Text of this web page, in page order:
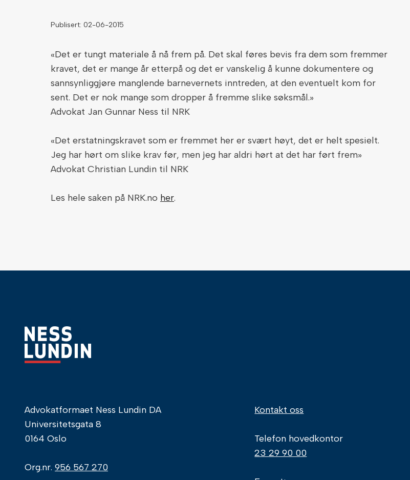
Publisert: 02-06-2015
«Det er tungt materiale å nå frem på. Det skal føres bevis fra dem som fremmer
kravet, det er mange år etterpå og det er vanskelig å kunne dokumentere og
sannsynliggjøre manglende barnevernets inntreden, at den eventuelt kom for
sent. Det er nok mange som dropper å fremme slike søksmål.»
Advokat Jan Gunnar Ness til NRK
«Det erstatningskravet som er fremmet her er svært høyt, det er helt spesielt.
Jeg har hørt om slike krav før, men jeg har aldri hørt at det har ført frem»
Advokat Christian Lundin til NRK
Les hele saken på NRK.no her.
Advokatformaet Ness Lundin DA
Universitetsgata 8
0164 Oslo
Org.nr. 956 567 270
Kontakt oss
Telefon hovedkontor
23 29 90 00